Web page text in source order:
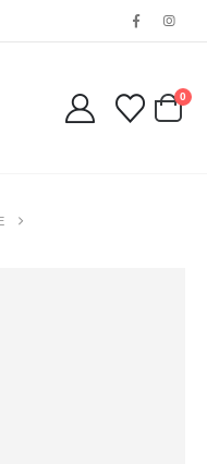
0